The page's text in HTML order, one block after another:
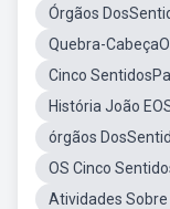
Órgãos
Quebra-
Cinco
História João
órgãos
OS Cinco
Atividades